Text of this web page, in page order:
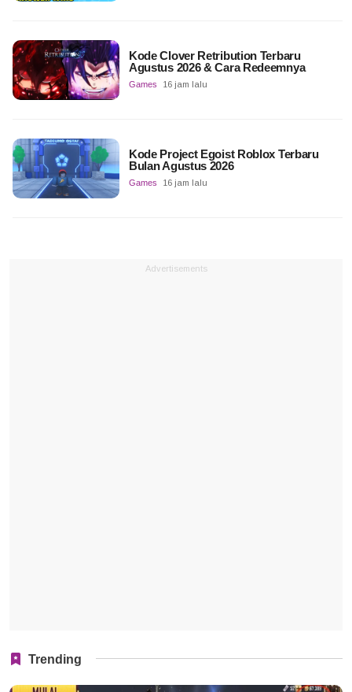
Kode Clover Retribution Terbaru
Agustus 2026 & Cara Redeemnya
Games 16 jam lalu
Kode Project Egoist Roblox Terbaru
Bulan Agustus 2026
Games 16 jam lalu
Advertisements
Trending